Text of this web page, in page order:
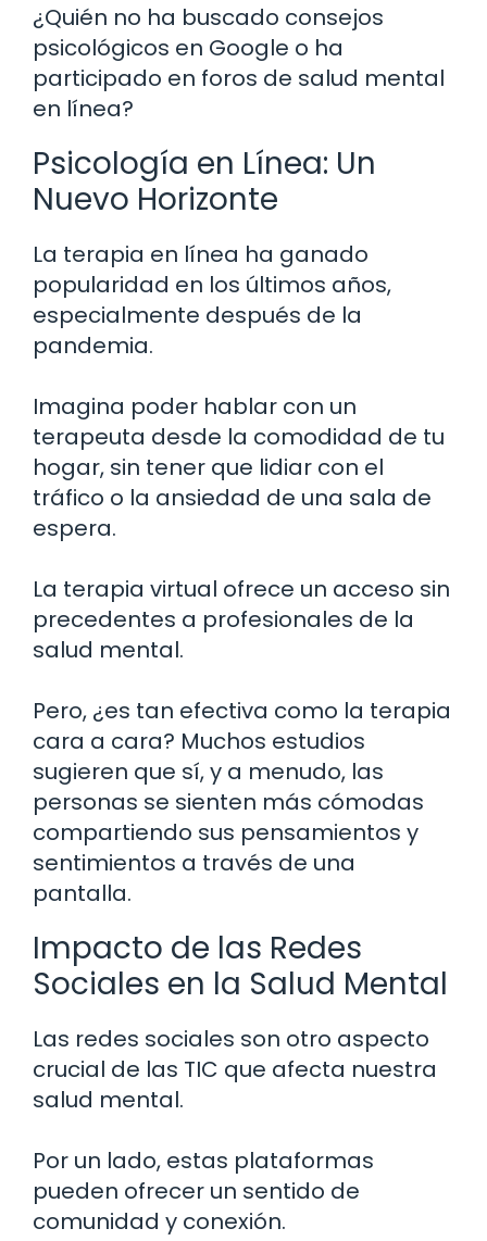
¿Quién no ha buscado consejos
psicológicos en Google o ha
participado en foros de salud mental
en línea?
Psicología en Línea: Un
Nuevo Horizonte
La terapia en línea ha ganado
popularidad en los últimos años,
especialmente después de la
pandemia.
Imagina poder hablar con un
terapeuta desde la comodidad de tu
hogar, sin tener que lidiar con el
tráfico o la ansiedad de una sala de
espera.
La terapia virtual ofrece un acceso sin
precedentes a profesionales de la
salud mental.
Pero, ¿es tan efectiva como la terapia
cara a cara? Muchos estudios
sugieren que sí, y a menudo, las
personas se sienten más cómodas
compartiendo sus pensamientos y
sentimientos a través de una
pantalla.
Impacto de las Redes
Sociales en la Salud Mental
Las redes sociales son otro aspecto
crucial de las TIC que afecta nuestra
salud mental.
Por un lado, estas plataformas
pueden ofrecer un sentido de
comunidad y conexión.